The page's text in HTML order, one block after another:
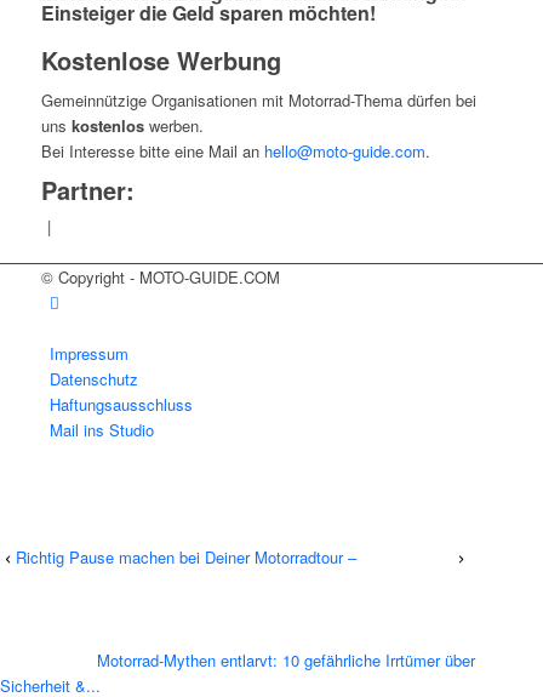
Einsteiger die Geld sparen möchten!
Kostenlose Werbung
Gemeinnützige Organisationen mit Motorrad-Thema dürfen bei
uns kostenloswerben.
Bei Interesse bitte eine Mail an hello@moto-guide.com.
Partner:
|
© Copyright - MOTO-GUIDE.COM
Impressum
Datenschutz
Haftungsausschluss
Mail ins Studio
Richtig Pause machen bei Deiner Motorradtour –
Motorrad-Mythen entlarvt: 10 gefährliche Irrtümer über
Sicherheit &...